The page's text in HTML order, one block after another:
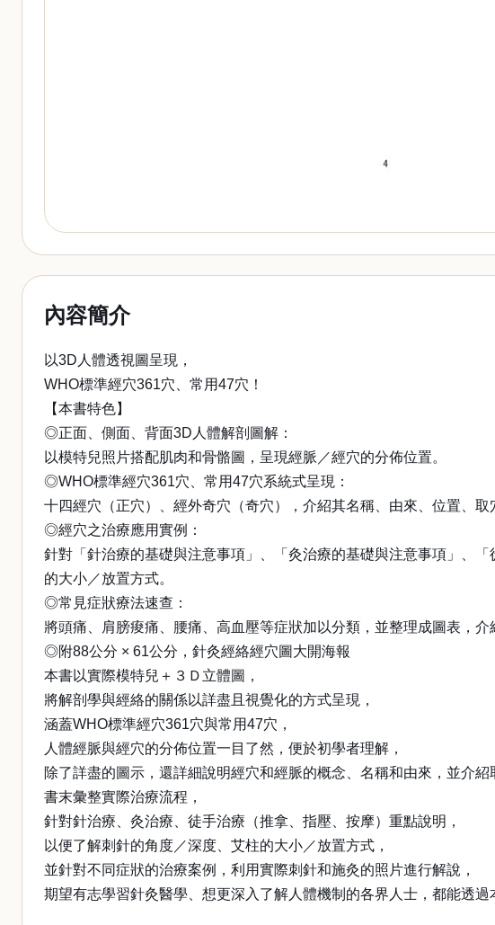
內容簡介
以3D人體透視圖呈現，
WHO標準經穴361穴、常用47穴！
【本書特色】
◎正面、側面、背面3D人體解剖圖解：
以模特兒照片搭配肌肉和骨骼圖，呈現經脈／經穴的分佈位置。
◎WHO標準經穴361穴、常用47穴系統式呈現：
十四經穴（正穴）、經外奇穴（奇穴），介紹其名稱、由來、位置、
◎經穴之治療應用實例：
針對「針治療的基礎與注意事項」、「灸治療的基礎與注意事項」、
的大小／放置方式。
◎常見症狀療法速查：
將頭痛、肩膀痠痛、腰痛、高血壓等症狀加以分類，並整理成圖表，介
◎附88公分 × 61公分，針灸經絡經穴圖大開海報
本書以實際模特兒＋３Ｄ立體圖，
將解剖學與經絡的關係以詳盡且視覺化的方式呈現，
涵蓋WHO標準經穴361穴與常用47穴，
人體經脈與經穴的分佈位置一目了然，便於初學者理解，
除了詳盡的圖示，還詳細說明經穴和經脈的概念、名稱和由來，並介紹
書末彙整實際治療流程，
針對針治療、灸治療、徒手治療（推拿、指壓、按摩）重點說明，
以便了解刺針的角度／深度、艾柱的大小／放置方式，
並針對不同症狀的治療案例，利用實際刺針和施灸的照片進行解說，
期望有志學習針灸醫學、想更深入了解人體機制的各界人士，都能透過